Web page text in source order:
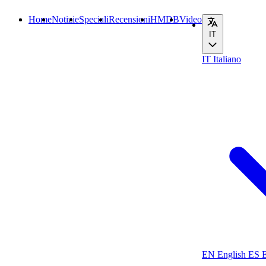
HomeNotizieSpecialiRecensioniHMDBVideo
IT
IT Italiano
EN English ES